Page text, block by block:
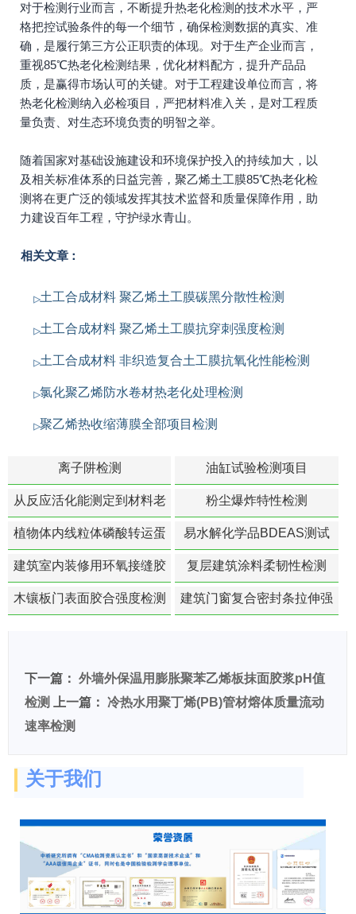
对于检测行业而言，不断提升热老化检测的技术水平，严
格把控试验条件的每一个细节，确保检测数据的真实、准
确，是履行第三方公正职责的体现。对于生产企业而言，
重视85℃热老化检测结果，优化材料配方，提升产品品
质，是赢得市场认可的关键。对于工程建设单位而言，将
热老化检测纳入必检项目，严把材料准入关，是对工程质
量负责、对生态环境负责的明智之举。
随着国家对基础设施建设和环境保护投入的持续加大，以
及相关标准体系的日益完善，聚乙烯土工膜85℃热老化检
测将在更广泛的领域发挥其技术监督和质量保障作用，助
力建设百年工程，守护绿水青山。
相关文章：
土工合成材料 聚乙烯土工膜碳黑分散性检测
土工合成材料 聚乙烯土工膜抗穿刺强度检测
土工合成材料 非织造复合土工膜抗氧化性能检测
氯化聚乙烯防水卷材热老化处理检测
聚乙烯热收缩薄膜全部项目检测
离子阱检测 油缸试验检测项目
从反应活化能测定到材料老
化寿命预测的经典模型
粉尘爆炸特性检测
植物体内线粒体磷酸转运蛋
白活性检测
易水解化学品BDEAS测试
建筑室内装修用环氧接缝胶
苯含量检测
复层建筑涂料柔韧性检测
木镶板门表面胶合强度检测
建筑门窗复合密封条拉伸强
下一篇： 外墙外保温用膨胀聚苯乙烯板抹面胶浆pH值
检测
上一篇： 冷热水用聚丁烯(PB)管材熔体质量流动
速率检测
关于我们